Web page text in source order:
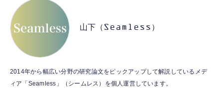
MFi認証 【ハイレゾ音質】 内蔵DAC 遅延な
し 48ビット/96KHz 音量調節対応
【HIFI音質】iphone イヤホンジャック ライ
トニング イヤホン 変換 MFI認証 4極 内蔵
ット）
￥53,900
霊界コミュニケーションロボット BAKETAN
WARASHI ばけたん ワラシ 桃 MOMO
山下（Seamless）
2014年から幅広い分野の研究論文をピックアップして解説しているメデ
ィア「Seamless」（シームレス）を個人運営しています。